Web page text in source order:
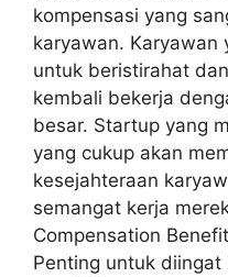
kompensasi yang
karyawan. Karyawan
untuk beristirahat
kembali bekerja
besar. Startup yang
yang cukup akan
kesejahteraan
semangat kerja
Compensation
Penting untuk